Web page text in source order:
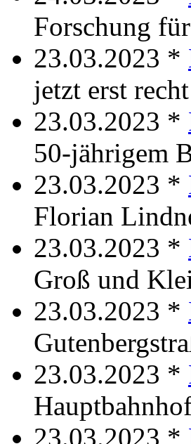
Forschung
23.03.2023 *
jetzt erst recht
23.03.2023 *
50-jährigem
23.03.2023 *
Florian
23.03.2023 *
Groß und
23.03.2023 *
23.03.2023 *
23.03.2023 *